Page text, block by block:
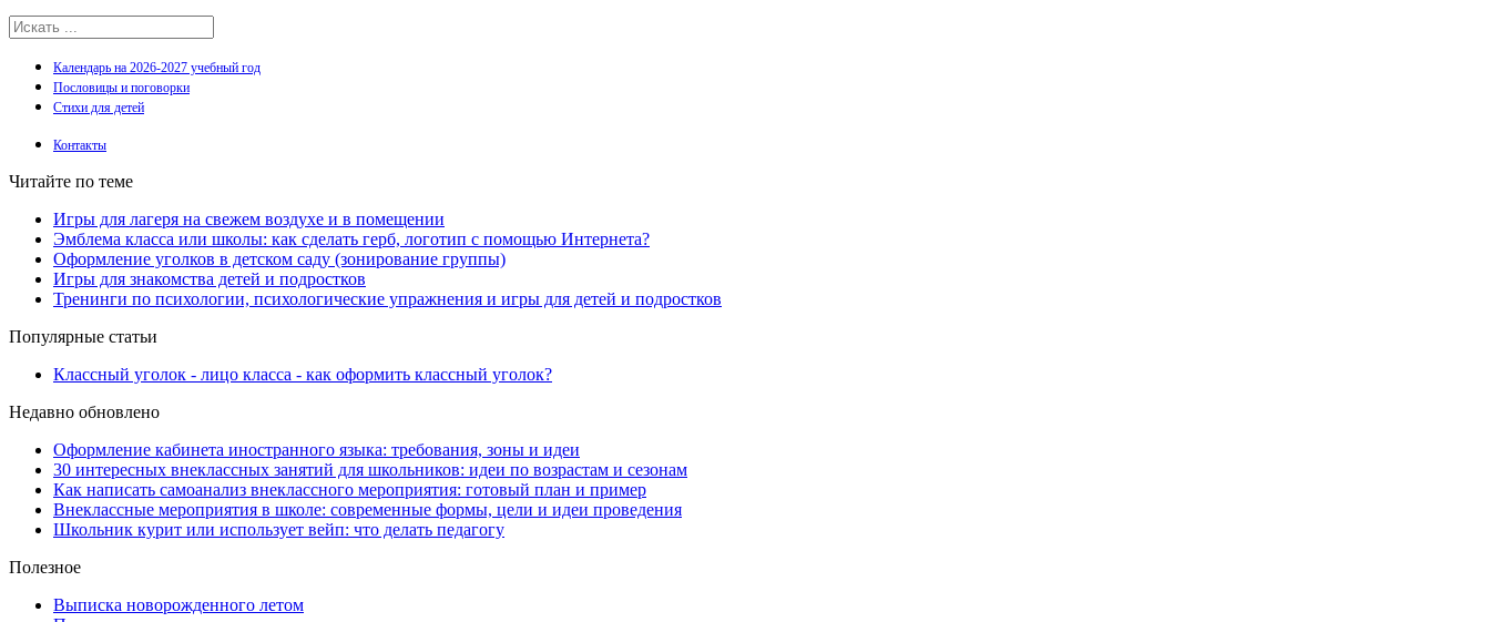
Календарь на 2026-2027 учебный год
Пословицы и поговорки
Стихи для детей
Контакты
Читайте по теме
Игры для лагеря на свежем воздухе и в помещении
Эмблема класса или школы: как сделать герб, логотип с помощью Интернета?
Оформление уголков в детском саду (зонирование группы)
Игры для знакомства детей и подростков
Тренинги по психологии, психологические упражнения и игры для детей и подростков
Популярные статьи
Классный уголок - лицо класса - как оформить классный уголок?
Недавно обновлено
Оформление кабинета иностранного языка: требования, зоны и идеи
30 интересных внеклассных занятий для школьников: идеи по возрастам и сезонам
Как написать самоанализ внеклассного мероприятия: готовый план и пример
Внеклассные мероприятия в школе: современные формы, цели и идеи проведения
Школьник курит или использует вейп: что делать педагогу
Полезное
Выписка новорожденного летом